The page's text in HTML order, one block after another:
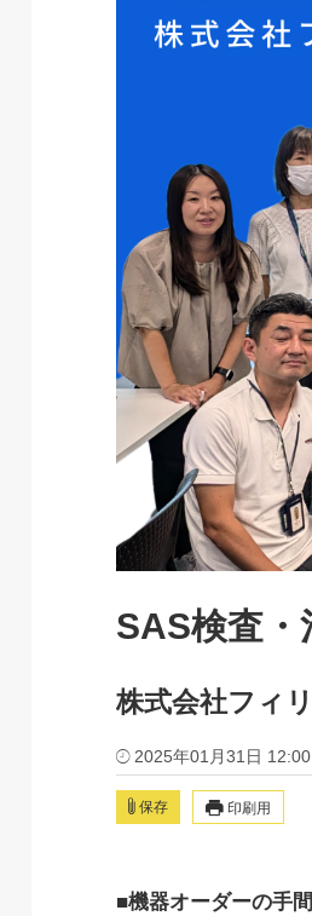
SAS検査・
株式会社フィ
2025年01月31日 12:00
保存 印刷用
■機器オーダーの手